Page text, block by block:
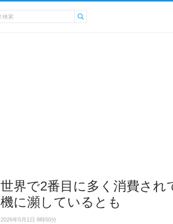
世界で2番目に多く消費され
機に瀕しているとも
2026年5月1日 8時50分